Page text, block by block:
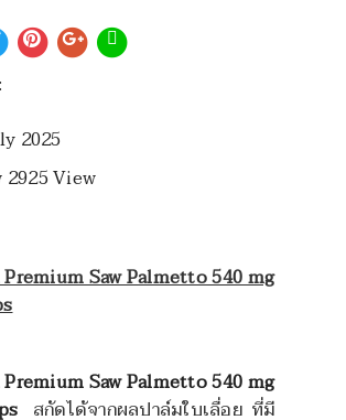
2025
View
Premium Saw Palmetto 540 mg
Premium Saw Palmetto 540 mg
สกัดได้จากผลปาล์มใบเลื่อย ที่มี